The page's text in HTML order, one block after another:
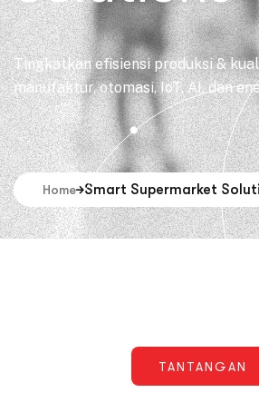
Tingkatkan efisiensi produksi &
manufaktur, otomasi, IoT, AI, dan
Home Smart Supermarket
TANTANGAN